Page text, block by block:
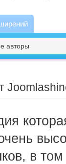
авторы
в